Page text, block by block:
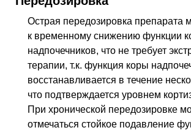
Острая передозировка препарата
к временному снижению функции
надпочечников, что не требует
терапии, т.к. функция коры
восстанавливается в течение
что подтверждается уровнем
При хронической передозировке
отмечаться стойкое подавление